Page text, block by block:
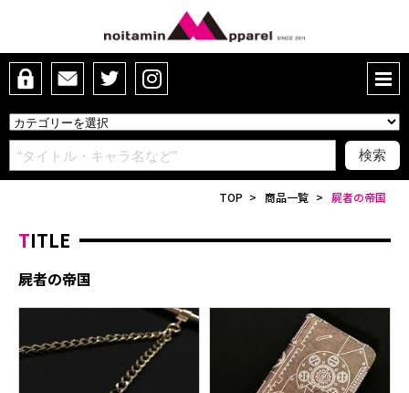
TOP > 商品一覧 > 屍者の帝国
TITLE
屍者の帝国